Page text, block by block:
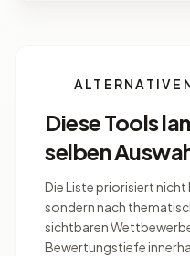
Diese Tools
selben
Die Liste priorisiert nicht
sondern nach
sichtbaren
Bewertungstiefe